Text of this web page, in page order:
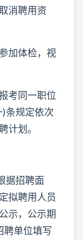
消聘用资
加体检，视
考同一职位
条规定依次
计划。
据招聘面
拟聘用人员
示，公示期
聘单位填写